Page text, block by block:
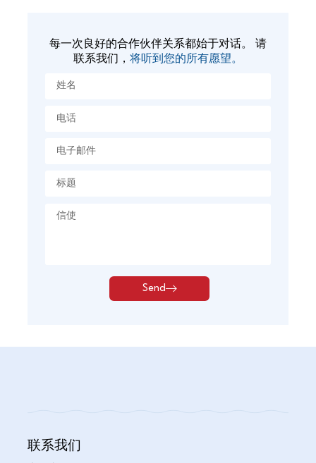
每一次良好的合作伙伴关系都始于对话。 请
联系我们， 将听到您的所有愿望。
联系我们